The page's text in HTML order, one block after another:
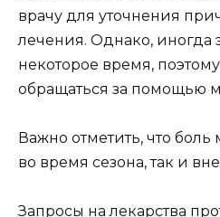
врачу для уточнения
лечения. Однако, иногда
некоторое время,
обращаться за помощью
Важно отметить, что боль
во время сезона, так и вне
Запросы на лекарства